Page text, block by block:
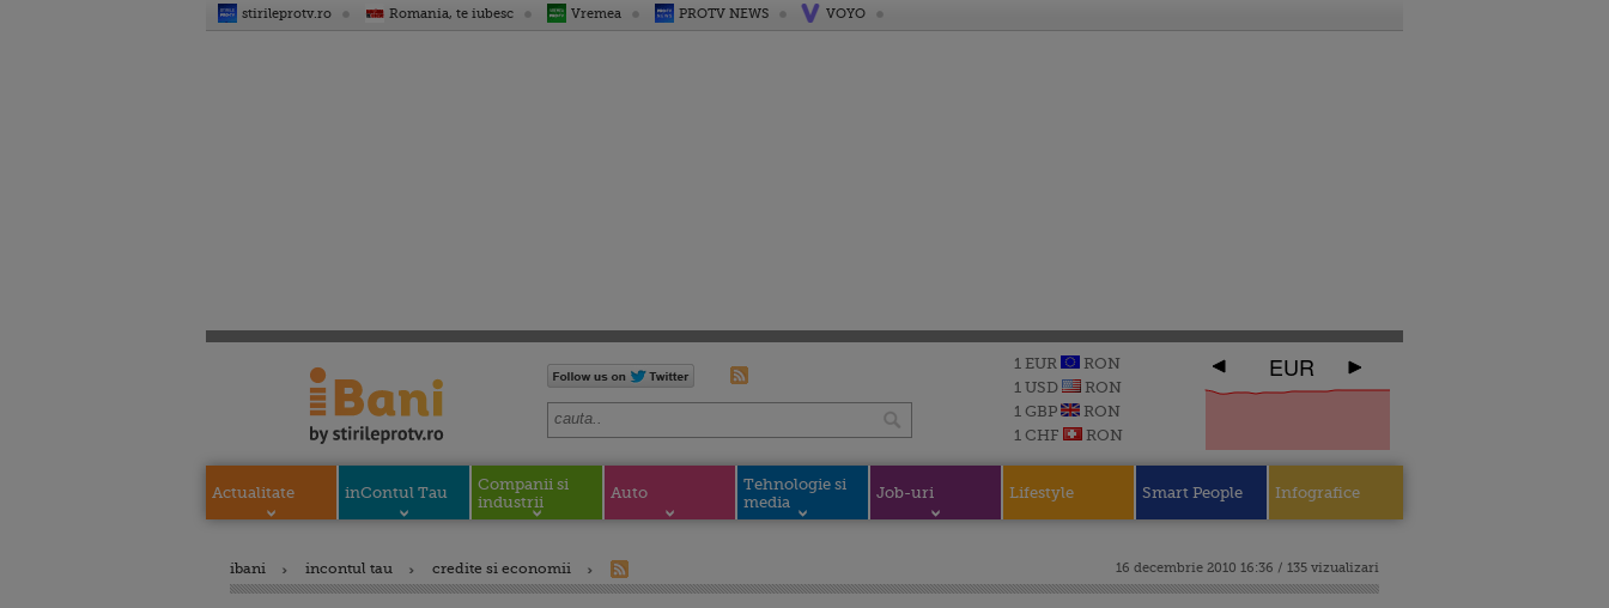
stirileprotv.ro Romania, te iubesc Vremea PROTV NEWS VOYO
1 EUR
RON
1 USD
RON
1 GBP
RON
1 CHF
RON
EUR
Actualitate inContul Tau
Companii si
industrii
Auto
Tehnologie si
media
Job-uri Lifestyle Smart People Infografice
ibani incontul tau credite si economii 16 decembrie 2010 16:36 / 135 vizualizari